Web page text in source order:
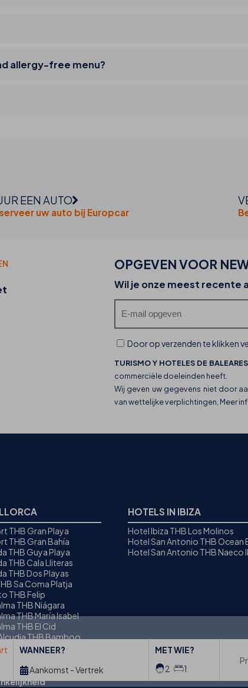
WANNEER?
Aankomst - Vertrek
MET WIE?
2
1
allergy-free menu?
EEN AUTO
uw auto bij Europcar
Ontdek de foodtrucks van THB hotels en hun
OPGEVEN VOOR
Wil je onze meest recente
Door op verzenden te klikken
TURISMO Y HOTELES DE
commerciële doeleinden heeft.
Wij geven uw gegevens niet door
van wettelijke verplichtingen, Meer
THB Gran Playa
THB Gran Bahía
THB Guya Playa
THB Cala Lliteras
THB Dos Playas
Sa Coma Platja
THB Felip
THB Niágara
THB María Isabel
THB El Cid
THB Bamboo
HOTELS IN IBIZA
Hotel Ibiza THB Los Molinos
Hotel San Antonio THB Ocean
Hotel San Antonio THB Naeco